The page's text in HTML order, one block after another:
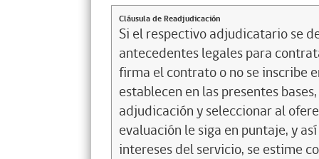
Cláusula de Readjudicación
Si el respectivo adjudicatario se
antecedentes legales para
firma el contrato o no se inscribe
establecen en las presentes
adjudicación y seleccionar al
evaluación le siga en puntaje, y
intereses del servicio, se estime